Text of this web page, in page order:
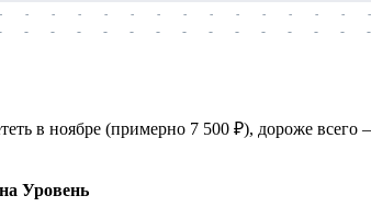
- -
-
-
-
-
-
-
-
-
-
-
-
-
-
-
-
-
-
-
-
-
-
-
-
-
-
-
-
в ноябре (примерно 7 500 ₽), дороже
Уровень